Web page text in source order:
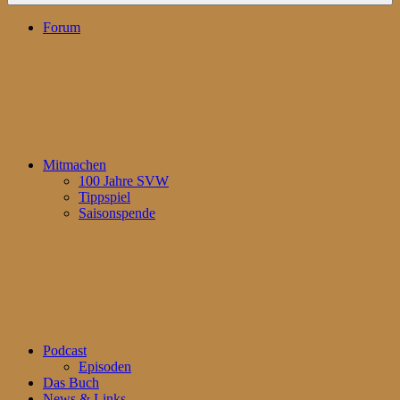
Forum
Mitmachen
100 Jahre SVW
Tippspiel
Saisonspende
Podcast
Episoden
Das Buch